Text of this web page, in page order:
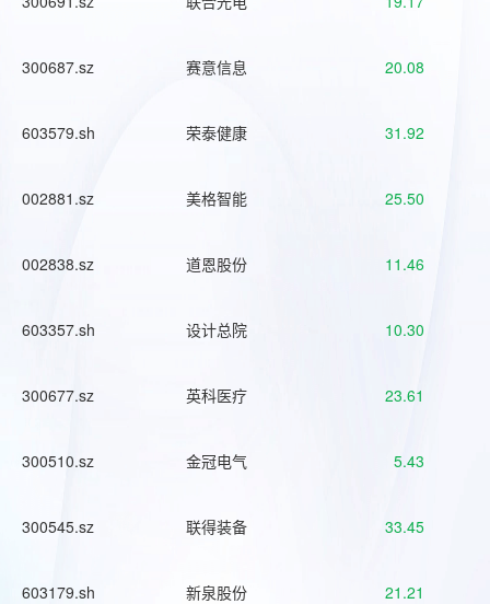
300687.sz 赛意信息 20.08
603579.sh 荣泰健康 31.92
002881.sz 美格智能 25.50
002838.sz 道恩股份 11.46
603357.sh 设计总院 10.30
300677.sz 英科医疗 23.61
300510.sz 金冠电气 5.43
300545.sz 联得装备 33.45
603179.sh 新泉股份 21.21